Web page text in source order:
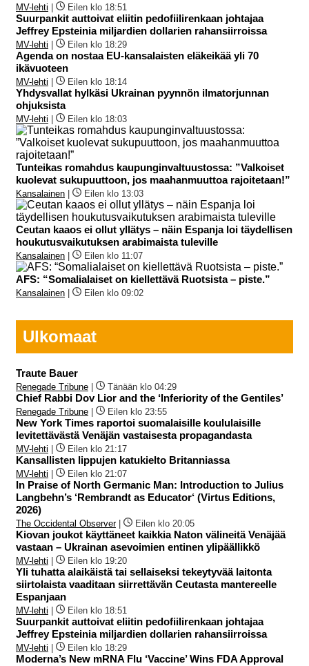
MV-lehti Eilen klo 18:51
Suurpankit auttoivat eliitin pedofiilirenkaan johtajaa
Jeffrey Epsteinia miljardien dollarien rahansiirroissa
MV-lehti Eilen klo 18:29
Agenda on nostaa EU-kansalaisten eläkeikää yli 70
ikävuoteen
MV-lehti Eilen klo 18:14
Yhdysvallat hylkäsi Ukrainan pyynnön ilmatorjunnan
ohjuksista
MV-lehti Eilen klo 18:03
Tunteikas romahdus kaupunginvaltuustossa: ”Valkoiset
kuolevat sukupuuttoon, jos maahanmuuttoa rajoitetaan!”
Kansalainen Eilen klo 13:03
Ceutan kaaos ei ollut yllätys – näin Espanja loi täydellisen
houkutusvaikutuksen arabimaista tuleville
Kansalainen Eilen klo 11:07
AFS: “Somalialaiset on kiellettävä Ruotsista – piste.”
Kansalainen Eilen klo 09:02
Ulkomaat
Traute Bauer
Renegade Tribune | Tänään klo 04:29
Chief Rabbi Dov Lior and the ‘Inferiority of the Gentiles’
Renegade Tribune | Eilen klo 23:55
New York Times raportoi suomalaisille koululaisille
levitettävästä Venäjän vastaisesta propagandasta
MV-lehti | Eilen klo 21:17
Kansallisten lippujen katukielto Britanniassa
MV-lehti | Eilen klo 21:07
In Praise of North Germanic Man: Introduction to Julius
Langbehn’s ‘Rembrandt as Educator‘ (Virtus Editions,
2026)
The Occidental Observer| Eilen klo 20:05
Kiovan joukot käyttäneet kaikkia Naton välineitä Venäjää
vastaan – Ukrainan asevoimien entinen ylipäällikkö
MV-lehti | Eilen klo 19:20
Yli tuhatta alaikäistä tai sellaiseksi tekeytyvää laitonta
siirtolaista vaaditaan siirrettävän Ceutasta mantereelle
Espanjaan
MV-lehti | Eilen klo 18:51
Suurpankit auttoivat eliitin pedofiilirenkaan johtajaa
Jeffrey Epsteinia miljardien dollarien rahansiirroissa
MV-lehti | Eilen klo 18:29
Moderna’s New mRNA Flu ‘Vaccine’ Wins FDA Approval